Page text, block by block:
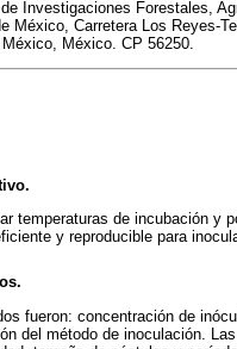
Investigaciones Forestales,
México, Carretera Los Reyes-
México. CP 56250.
temperaturas de incubación y
y reproducible para
fueron: concentración de
del método de inoculación.